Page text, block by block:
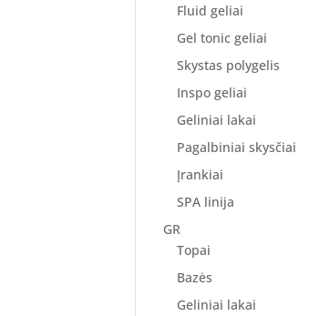
Fluid geliai
Gel tonic geliai
Skystas polygelis
Inspo geliai
Geliniai lakai
Pagalbiniai skysčiai
Įrankiai
SPA linija
GR
Topai
Bazės
Geliniai lakai